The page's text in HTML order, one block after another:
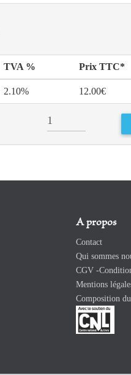
TVA % Prix TTC*
2.10% 12.00€
A propos
Contact
Qui sommes
CGV -
Mentions
Composition